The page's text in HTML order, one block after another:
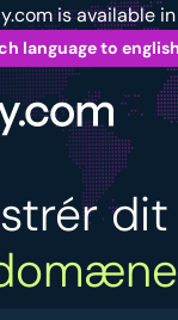
is available
language to english